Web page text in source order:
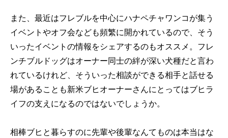
また、最近はフレブルを中心にハナペチャワンコが集う
イベントやオフ会なども頻繁に開かれているので、そう
いったイベントの情報をシェアするのもオススメ。フレ
ンチブルドッグはオーナー同士の絆が深い犬種だと言わ
れているけれど、そういった相談ができる相手と話せる
場があることも新米ブヒオーナーさんにとってはブヒラ
イフの支えになるのではないでしょうか。
相棒ブヒと暮らすのに先輩や後輩なんてものは本当はな